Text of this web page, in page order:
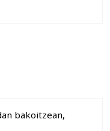
bakoitzean,